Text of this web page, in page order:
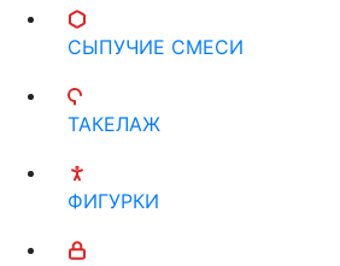
СЫПУЧИЕ СМЕСИ
ТАКЕЛАЖ
ФИГУРКИ